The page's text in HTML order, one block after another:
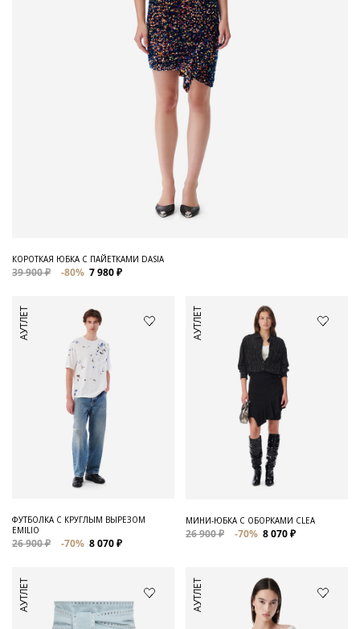
КОРОТКАЯ ЮБКА С ПАЙЕТКАМИ DASIA
39 900 ₽ -80% 7 980 ₽
АУТЛЕТ
ФУТБОЛКА С КРУГЛЫМ ВЫРЕЗОМ
EMILIO
26 900 ₽ -70% 8 070 ₽
АУТЛЕТ
МИНИ-ЮБКА С ОБОРКАМИ CLEA
26 900 ₽ -70% 8 070 ₽
АУТЛЕТ АУТЛЕТ